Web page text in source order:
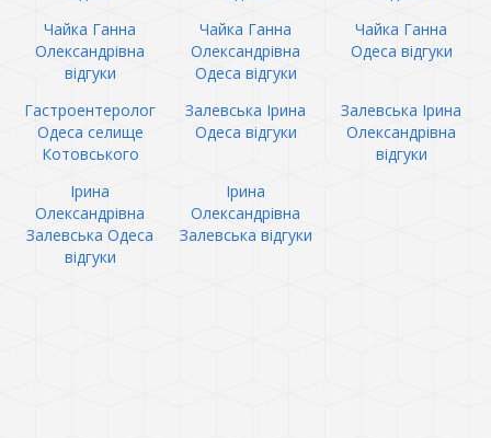
Чайка Ганна
Олександрівна
відгуки
Чайка Ганна
Олександрівна
Одеса відгуки
Чайка Ганна
Одеса відгуки
Гастроентеролог
Одеса селище
Котовського
Залевська Ірина
Одеса відгуки
Залевська Ірина
Олександрівна
відгуки
Ірина
Олександрівна
Залевська Одеса
відгуки
Ірина
Олександрівна
Залевська відгуки